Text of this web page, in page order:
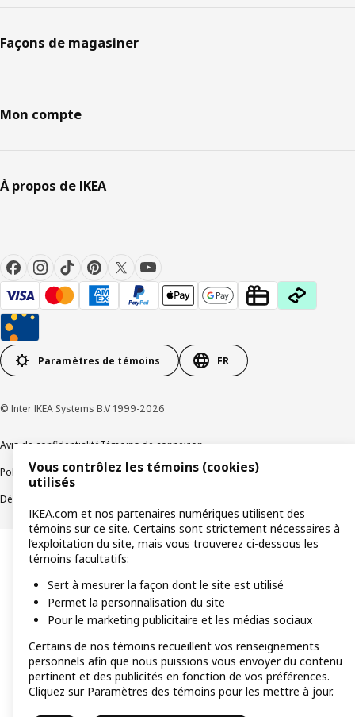
Façons de magasiner
Mon compte
À propos de IKEA
Paramètres de témoins FR
© Inter IKEA Systems B.V 1999-2026
Avis de confidentialitéTémoins de connexion
Politique de divulgation responsableModalités
Déclaration sur le travail forcé et les enfants
Vous contrôlez les témoins (cookies)
utilisés
IKEA.com et nos partenaires numériques utilisent des
témoins sur ce site. Certains sont strictement nécessaires à
l’exploitation du site, mais vous trouverez ci-dessous les
témoins facultatifs:
Sert à mesurer la façon dont le site est utilisé
Permet la personnalisation du site
Pour le marketing publicitaire et les médias sociaux
Certains de nos témoins recueillent vos renseignements
personnels afin que nous puissions vous envoyer du contenu
pertinent et des publicités en fonction de vos préférences.
Cliquez sur Paramètres des témoins pour les mettre à jour.